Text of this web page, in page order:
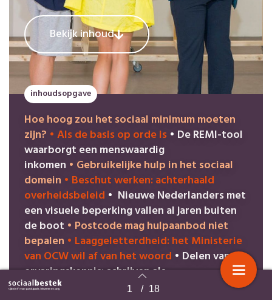
Terug naar overzicht 1 / 18
Bekijk inhoud
inhoudsopgave
Hoe hoog zou het sociaal minimum moeten
zijn? • Als de basis op orde is • De REMI-tool
waarborgt een menswaardig
inkomen • Gebruikelijke hulp in het sociaal
domein • Beschut werken: achterhaald
overheidsbeleid • Nieuwe Nederlanders met
een visuele beperking vallen al jaren buiten
de boot • Postcode mag hulpaanbod niet
bepalen • Laaggeletterdheid: het Ministerie
van OCW wil af van het woord • Delen van
ervaringskennis: schrijven als
instrument
Zowerkthet! – Maatschappelijk